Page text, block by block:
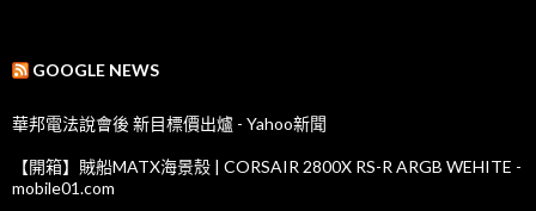
GOOGLE NEWS
華邦電法說會後 新目標價出爐 - Yahoo新聞
【開箱】賊船MATX海景殼 | CORSAIR 2800X RS-R ARGB WEHITE -
mobile01.com